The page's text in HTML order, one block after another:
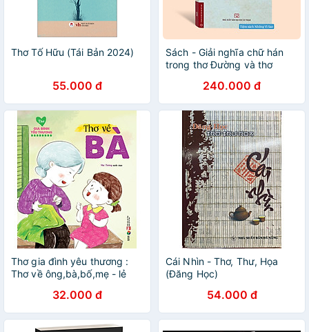
Thơ Tố Hữu (Tái Bản 2024)
55.000 đ
Sách - Giải nghĩa chữ hán
trong thơ Đường và thơ
240.000 đ
Thơ gia đình yêu thương :
Thơ về ông,bà,bố,mẹ - lẻ
32.000 đ
Cái Nhìn - Thơ, Thư, Họa
(Đăng Học)
54.000 đ